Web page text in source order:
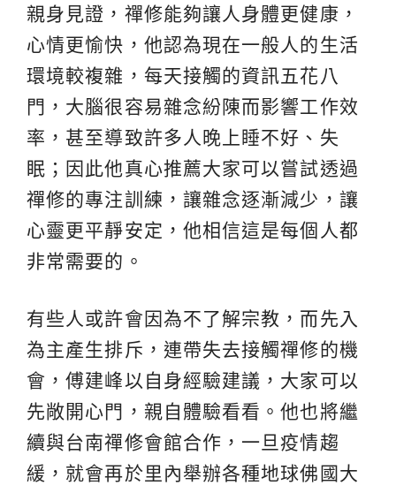
親身見證，禪修能夠讓人身體更健康，
心情更愉快，他認為現在一般人的生活
環境較複雜，每天接觸的資訊五花八
門，大腦很容易雜念紛陳而影響工作效
率，甚至導致許多人晚上睡不好、失
眠；因此他真心推薦大家可以嘗試透過
禪修的專注訓練，讓雜念逐漸減少，讓
心靈更平靜安定，他相信這是每個人都
非常需要的。
有些人或許會因為不了解宗教，而先入
為主產生排斥，連帶失去接觸禪修的機
會，傅建峰以自身經驗建議，大家可以
先敞開心門，親自體驗看看。他也將繼
續與台南禪修會館合作，一旦疫情趨
緩，就會再於里內舉辦各種地球佛國大